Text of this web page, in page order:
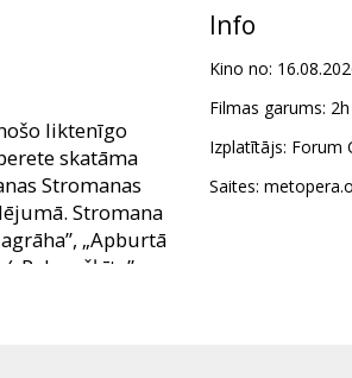
liktenīgo
skatāma
Stromanas
Stromana
„Apburtā
kuras
Info
Kino no:
Filmas garums:
Izplatītājs: Forum
Saites: